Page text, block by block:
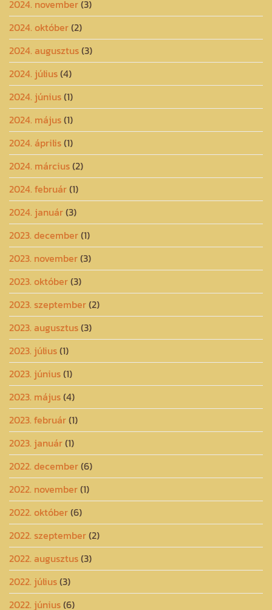
2024. november(3)
2024. október(2)
2024. augusztus(3)
2024. július(4)
2024. június(1)
2024. május(1)
2024. április(1)
2024. március(2)
2024. február(1)
2024. január(3)
2023. december(1)
2023. november(3)
2023. október(3)
2023. szeptember(2)
2023. augusztus(3)
2023. július(1)
2023. június(1)
2023. május(4)
2023. február(1)
2023. január(1)
2022. december(6)
2022. november(1)
2022. október(6)
2022. szeptember(2)
2022. augusztus(3)
2022. július(3)
2022. június(6)